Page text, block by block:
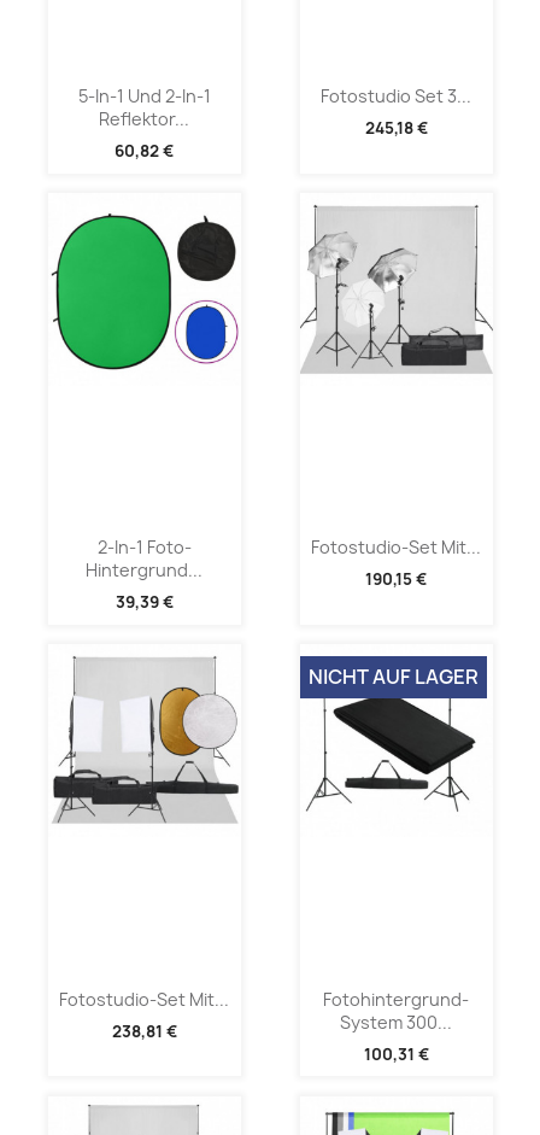
5-In-1 Und 2-In-1
Reflektor...
60,82 €
Fotostudio Set 3...
245,18 €
2-In-1 Foto-
Hintergrund...
39,39 €
Fotostudio-Set Mit...
190,15 €
Fotostudio-Set Mit...
238,81 €
Fotohintergrund-
System 300...
100,31 €
NICHT AUF LAGER